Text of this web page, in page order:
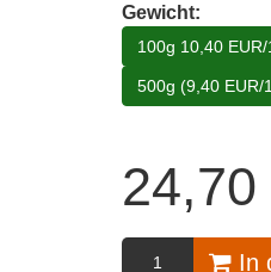
Gewicht:
100g 10,40
500g (9,40 EUR/
24,70
In